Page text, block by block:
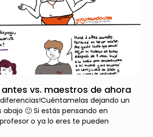
vs. maestros de ahora
diferencias!Cuéntamelas dejando un
🙂 Si estás pensando en
o ya lo eres te pueden